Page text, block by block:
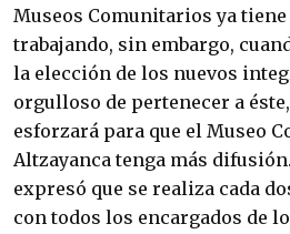
Museos Comunitarios ya
trabajando, sin embargo,
la elección de los nuevos
orgulloso de pertenecer a
esforzará para que el Museo
Altzayanca tenga más
expresó que se realiza cada
con todos los encargados de